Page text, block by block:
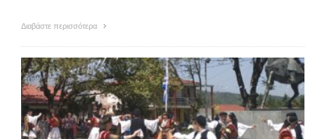
Διαβάστε περισσότερα